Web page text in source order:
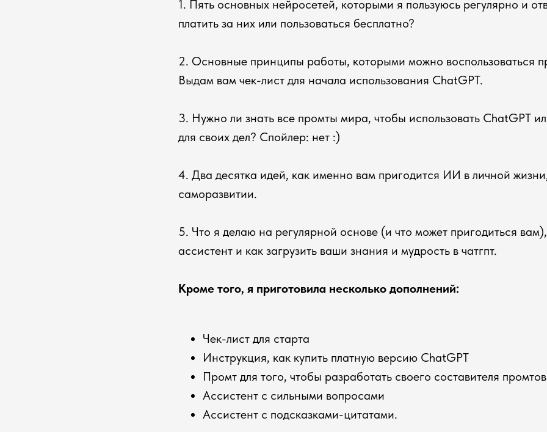
1. Пять основных нейросетей, которыми я пользуюсь регулярно и
платить за них или пользоваться бесплатно?
2. Основные принципы работы, которыми можно воспользоваться
Выдам вам чек-лист для начала использования ChatGPT.
3. Нужно ли знать все промты мира, чтобы использовать ChatGPT
для своих дел? Спойлер: нет :)
4. Два десятка идей, как именно вам пригодится ИИ в личной
саморазвитии.
5. Что я делаю на регулярной основе (и что может пригодиться
ассистент и как загрузить ваши знания и мудрость в чатгпт.
Кроме того, я приготовила несколько дополнений:
Чек-лист для старта
Инструкция, как купить платную версию ChatGPT
Промт для того, чтобы разработать своего составителя промтов
Ассистент с сильными вопросами
Ассистент с подсказками-цитатами.